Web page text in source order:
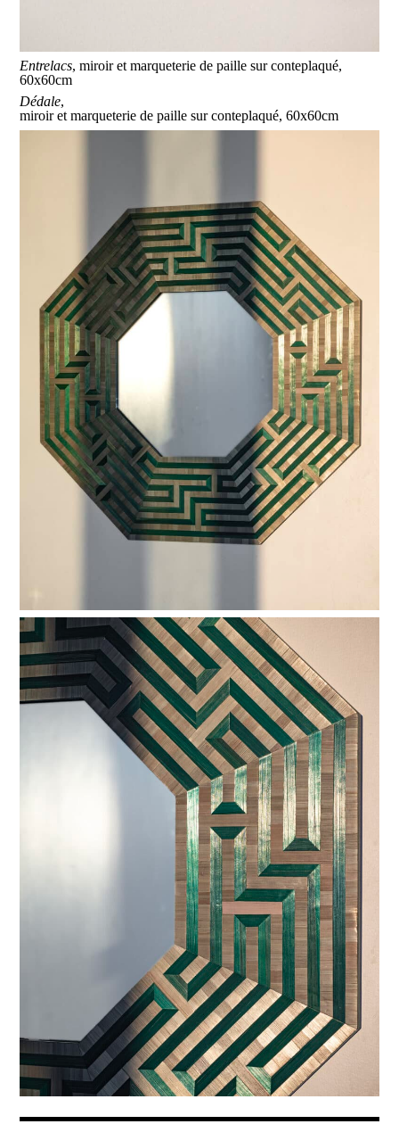
Entrelacs, miroir et marqueterie de paille sur conteplaqué,
60x60cm
Dédale,
miroir et marqueterie de paille sur conteplaqué, 60x60cm